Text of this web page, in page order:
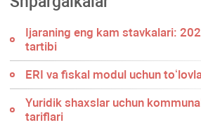
Ijaraning eng kam stavkalari:
tartibi
ERI va fiskal modul uchun
Yuridik shaхslar uchun
tariflari